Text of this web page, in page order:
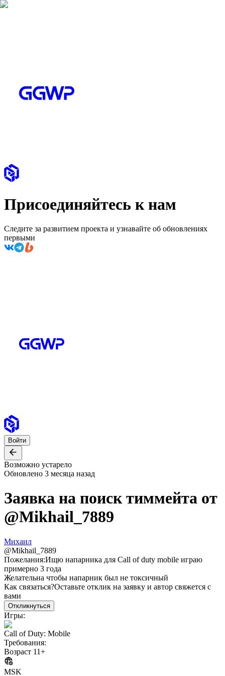
Присоединяйтесь к нам
Следите за развитием проекта и узнавайте об обновлениях
первыми
Войти
Возможно устарело
Обновлено 3 месяца назад
Заявка на поиск тиммейта от
@Mikhail_7889
Михаил
@Mikhail_7889
Пожелания:Ищю напарника для Call of duty mobile играю
примерно 3 года
Желательна чтобы напарник был не токсичный
Как связаться?Оставьте отклик на заявку и автор свяжется с
вами
Откликнуться
Игры:
Call of Duty: Mobile
Требования:
Возраст 11+
MSK